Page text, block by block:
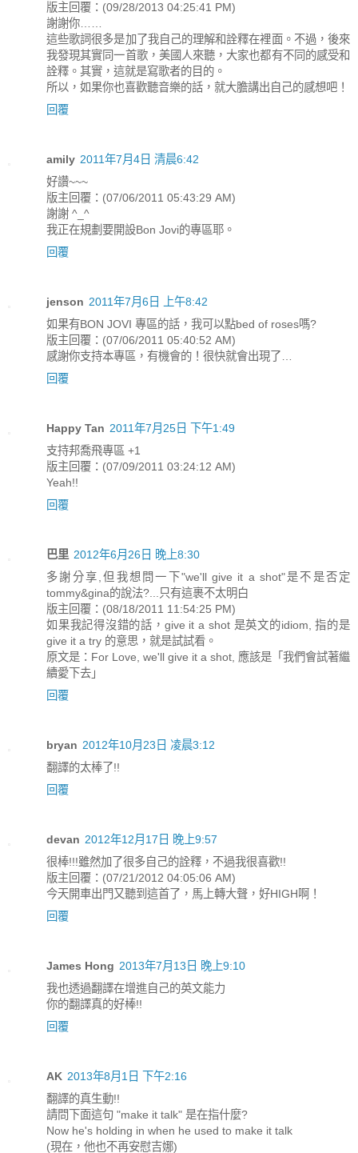
版主回覆：(09/28/2013 04:25:41 PM)
謝謝你……
這些歌詞很多是加了我自己的理解和詮釋在裡面。不過，後來
我發現其實同一首歌，美國人來聽，大家也都有不同的感受和
詮釋。其實，這就是寫歌者的目的。
所以，如果你也喜歡聽音樂的話，就大膽講出自己的感想吧！
回覆
amily 2011年7月4日 清晨6:42
好讚~~~
版主回覆：(07/06/2011 05:43:29 AM)
謝謝 ^_^
我正在規劃要開設Bon Jovi的專區耶。
回覆
jenson 2011年7月6日 上午8:42
如果有BON JOVI 專區的話，我可以點bed of roses嗎?
版主回覆：(07/06/2011 05:40:52 AM)
感謝你支持本專區，有機會的！很快就會出現了…
回覆
Happy Tan 2011年7月25日 下午1:49
支持邦喬飛專區 +1
版主回覆：(07/09/2011 03:24:12 AM)
Yeah!!
回覆
巴里 2012年6月26日 晚上8:30
多謝分享,但我想問一下"we'll give it a shot"是不是否定
tommy&gina的說法?..​.只有這裹不太明白
版主回覆：(08/18/2011 11:54:25 PM)
如果我記得沒錯的話，give it a shot 是英文的idiom, 指的是
give it a try 的意思，就是試試看。
原文是：For Love, we'll give it a shot, 應該是「我們會試著繼
續愛下去」
回覆
bryan 2012年10月23日 凌晨3:12
翻譯的太棒了!!
回覆
devan 2012年12月17日 晚上9:57
很棒!!!雖然加了很多自己的詮釋，不過我很喜歡!!
版主回覆：(07/21/2012 04:05:06 AM)
今天開車出門又聽到這首了，馬上轉大聲，好HIGH啊！
回覆
James Hong 2013年7月13日 晚上9:10
我也透過翻譯在增進自己的英文能力
你的翻譯真的好棒!!
回覆
AK 2013年8月1日 下午2:16
翻譯的真生動!!
請問下面這句 "make it talk" 是在指什麼?
Now he's holding in when he used to make it talk
(現在，他也不再安慰吉娜)